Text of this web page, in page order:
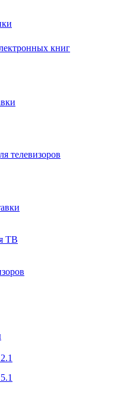
книг
телевизоров
ТВ